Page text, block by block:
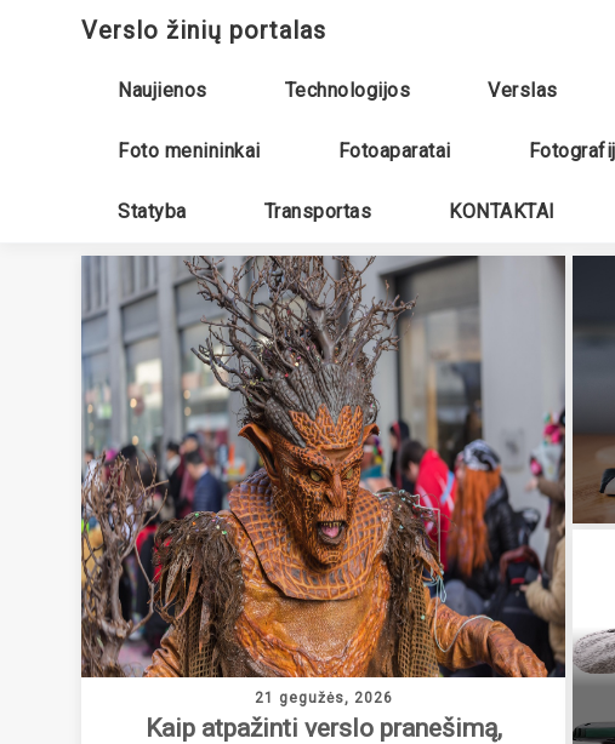
Verslo žinių portalas
Naujienos Technologijos Verslas
Foto menininkai Fotoaparatai
Statyba Transportas KONTAKTAI
21 gegužės, 2026
Kaip atpažinti verslo pranešimą,